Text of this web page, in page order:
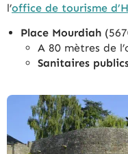
l’office de tourisme
Place Mourdiah
A 80 mètres de
Sanitaires